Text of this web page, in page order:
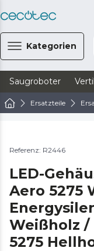
Kategorien
Saugroboter
Ersatzteile
Referenz: R2446
LED-
Aero 5275
Weißholz /
5275